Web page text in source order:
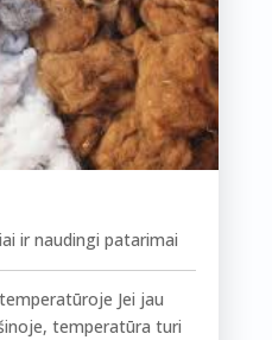
ir naudingi patarimai
Jei jau
temperatūra turi